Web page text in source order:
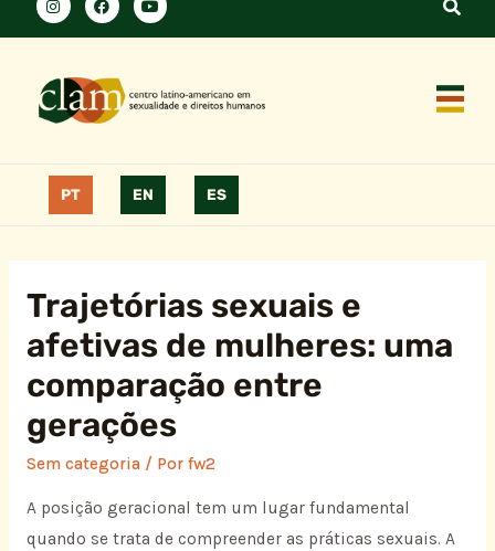
PT EN ES
Trajetórias sexuais e
afetivas de mulheres: uma
comparação entre
gerações
Sem categoria/ Por fw2
A posição geracional tem um lugar fundamental
quando se trata de compreender as práticas sexuais. A